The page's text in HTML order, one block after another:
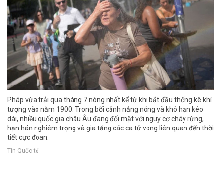
Pháp vừa trải qua tháng 7 nóng nhất kể từ khi bắt đầu thống kê khí
tượng vào năm 1900. Trong bối cảnh nắng nóng và khô hạn kéo
dài, nhiều quốc gia châu Âu đang đối mặt với nguy cơ cháy rừng,
hạn hán nghiêm trọng và gia tăng các ca tử vong liên quan đến thời
tiết cực đoan.
Tin Quốc tế